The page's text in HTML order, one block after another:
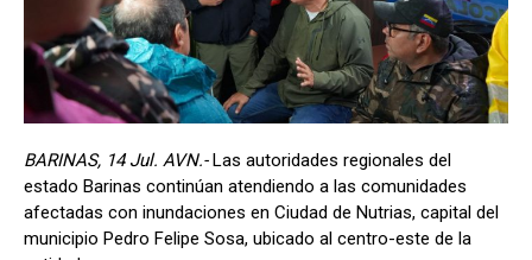
BARINAS, 14 Jul. AVN.- Las autoridades regionales del
estado Barinas continúan atendiendo a las comunidades
afectadas con inundaciones en Ciudad de Nutrias, capital del
municipio Pedro Felipe Sosa, ubicado al centro-este de la